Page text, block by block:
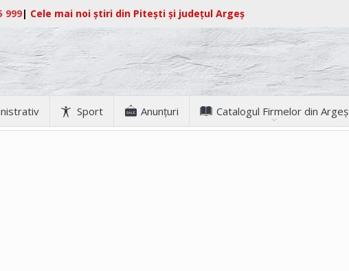
999| Cele mai noi știri din Pitești și județul Argeș
Sport Anunţuri Catalogul Firmelor din Argeș